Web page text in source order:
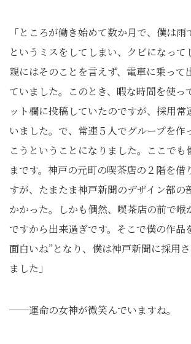
「ところが働き始めて数か月で、僕は
というミスをしてしまい、クビになって
親にはそのことを言えず、電車に乗って
ていました。このとき、暇な時間を使っ
ット欄に投稿していたのですが、採用常
いました。で、常連５人でグループを作
こうということになりました。ここでも
まです。神戸の元町の喫茶店の２階を借
すが、たまたま神戸新聞のデザイン部の
かかった。しかも偶然、喫茶店の前で喉
ですから出来過ぎです。そこで僕の作品
面白いね”となり、僕は神戸新聞に採用
ました」
──運命の女神が微笑んでいますね。